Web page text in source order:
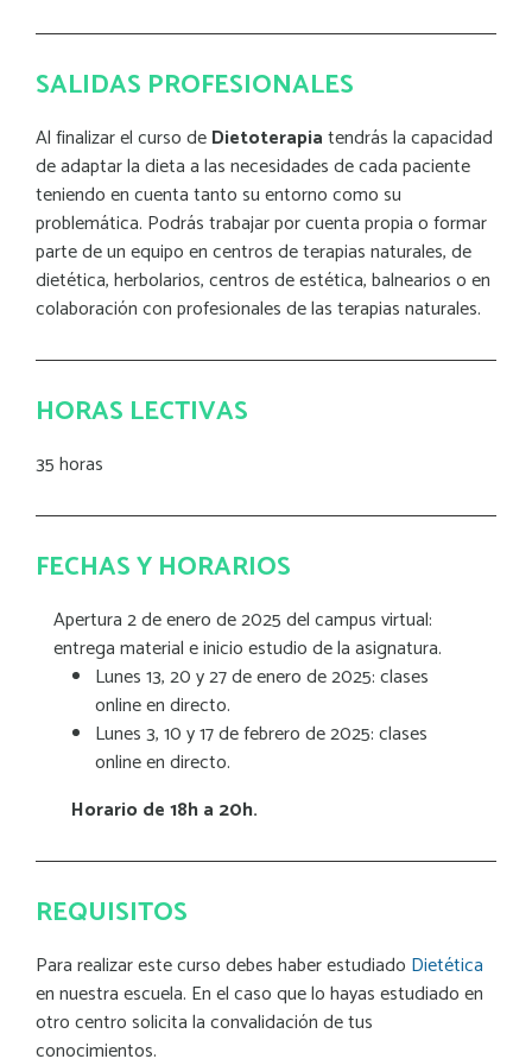
SALIDAS PROFESIONALES
Al finalizar el curso deDietoterapiatendrás la capacidad
de adaptar la dieta a las necesidades de cada paciente
teniendo en cuenta tanto su entorno como su
problemática. Podrás trabajar por cuenta propia o formar
parte de un equipo en centros de terapias naturales, de
dietética, herbolarios, centros de estética, balnearios o en
colaboración con profesionales de las terapias naturales.
HORAS LECTIVAS
35 horas
FECHAS Y HORARIOS
Apertura 2 de enero de 2025 del campus virtual:
entrega material e inicio estudio de la asignatura.
Lunes 13, 20 y 27 de enero de 2025: clases
online en directo.
Lunes 3, 10 y 17 de febrero de 2025: clases
online en directo.
Horario de 18h a 20h.
REQUISITOS
Para realizar este curso debes haber estudiado Dietética
en nuestra escuela. En el caso que lo hayas estudiado en
otro centro solicita la convalidación de tus
conocimientos.